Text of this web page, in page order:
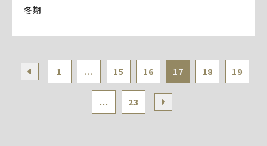
冬期
1 ... 15 16 17 18 19
... 23